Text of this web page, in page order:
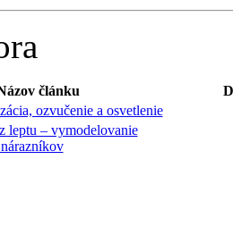
článku
ozvučenie a osvetlenie
leptu – vymodelovanie